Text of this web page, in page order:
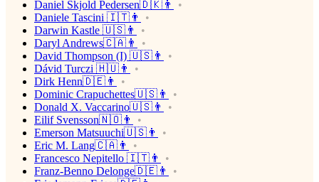
Daniel Skjold Pedersen🇩🇰👨
Daniele Tascini 🇮🇹👨
Darwin Kastle 🇺🇸👨
Daryl Andrews🇨🇦👨
David Thompson (I) 🇺🇸👨
Dávid Turczi 🇭🇺👨
Dirk Henn🇩🇪👨
Dominic Crapuchettes🇺🇸👨
Donald X. Vaccarino🇺🇸👨
Eilif Svensson🇳🇴👨
Emerson Matsuuchi🇺🇸👨
Eric M. Lang🇨🇦👨
Francesco Nepitello 🇮🇹👨
Franz-Benno Delonge🇩🇪👨